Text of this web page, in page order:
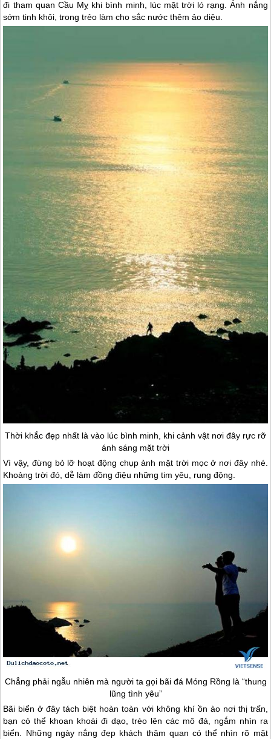
đi tham quan Cầu Mỵ khi bình minh, lúc mặt trời ló rạng. Ánh nắng
sớm tinh khôi, trong trẻo làm cho sắc nước thêm ảo diệu.
Thời khắc đẹp nhất là vào lúc bình minh, khi cảnh vật nơi đây rực rỡ
ánh sáng mặt trời
Vì vậy, đừng bỏ lỡ hoạt động chụp ảnh mặt trời mọc ở nơi đây nhé.
Khoảng trời đó, dễ làm đồng điệu những tim yêu, rung động.
Chẳng phải ngẫu nhiên mà người ta gọi bãi đá Móng Rồng là “thung
lũng tình yêu”
Bãi biển ở đây tách biệt hoàn toàn với không khí ồn ào nơi thị trấn,
bạn có thể khoan khoái đi dạo, trèo lên các mô đá, ngắm nhìn ra
biển. Những ngày nắng đẹp khách thăm quan có thể nhìn rõ mặt